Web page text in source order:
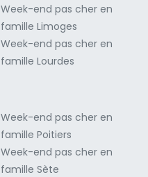
Week-end pas cher en
famille Limoges
Week-end pas cher en
famille Lourdes
Week-end pas cher en
famille Poitiers
Week-end pas cher en
famille Sète